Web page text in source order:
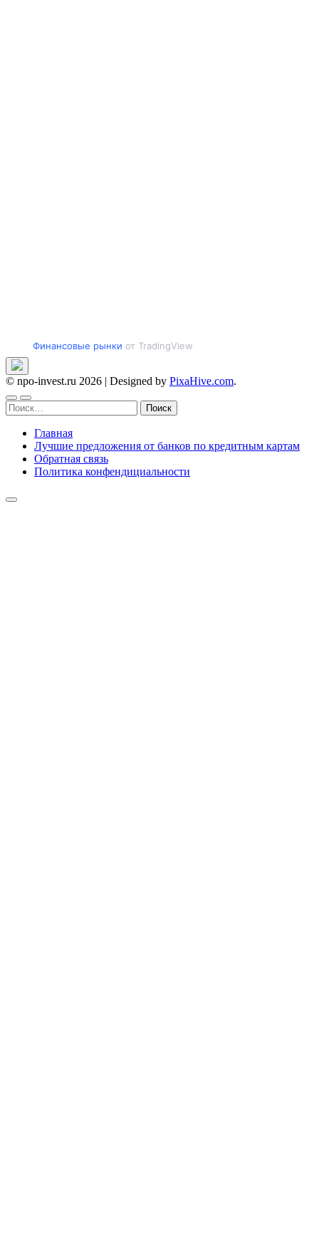
Финансовые рынки от TradingView
© npo-invest.ru 2026 | Designed by PixaHive.com.
Найти:
Главная
Лучшие предложения от банков по кредитным картам
Обратная связь
Политика конфендициальности